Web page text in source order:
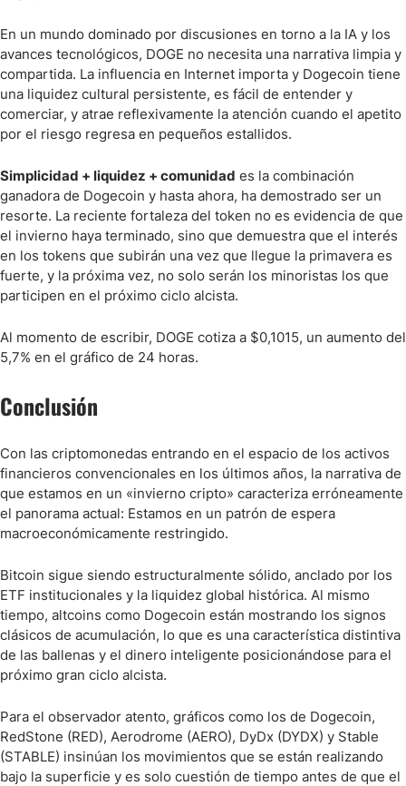
En un mundo dominado por discusiones en torno a la IA y los
avances tecnológicos, DOGE no necesita una narrativa limpia y
compartida. La influencia en Internet importa y Dogecoin tiene
una liquidez cultural persistente, es fácil de entender y
comerciar, y atrae reflexivamente la atención cuando el apetito
por el riesgo regresa en pequeños estallidos.
Simplicidad + liquidez + comunidad es la combinación
ganadora de Dogecoin y hasta ahora, ha demostrado ser un
resorte. La reciente fortaleza del token no es evidencia de que
el invierno haya terminado, sino que demuestra que el interés
en los tokens que subirán una vez que llegue la primavera es
fuerte, y la próxima vez, no solo serán los minoristas los que
participen en el próximo ciclo alcista.
Al momento de escribir, DOGE cotiza a $0,1015, un aumento del
5,7% en el gráfico de 24 horas.
Conclusión
Con las criptomonedas entrando en el espacio de los activos
financieros convencionales en los últimos años, la narrativa de
que estamos en un «invierno cripto» caracteriza erróneamente
el panorama actual: Estamos en un patrón de espera
macroeconómicamente restringido.
Bitcoin sigue siendo estructuralmente sólido, anclado por los
ETF institucionales y la liquidez global histórica. Al mismo
tiempo, altcoins como Dogecoin están mostrando los signos
clásicos de acumulación, lo que es una característica distintiva
de las ballenas y el dinero inteligente posicionándose para el
próximo gran ciclo alcista.
Para el observador atento, gráficos como los de Dogecoin,
RedStone (RED), Aerodrome (AERO), DyDx (DYDX) y Stable
(STABLE) insinúan los movimientos que se están realizando
bajo la superficie y es solo cuestión de tiempo antes de que el